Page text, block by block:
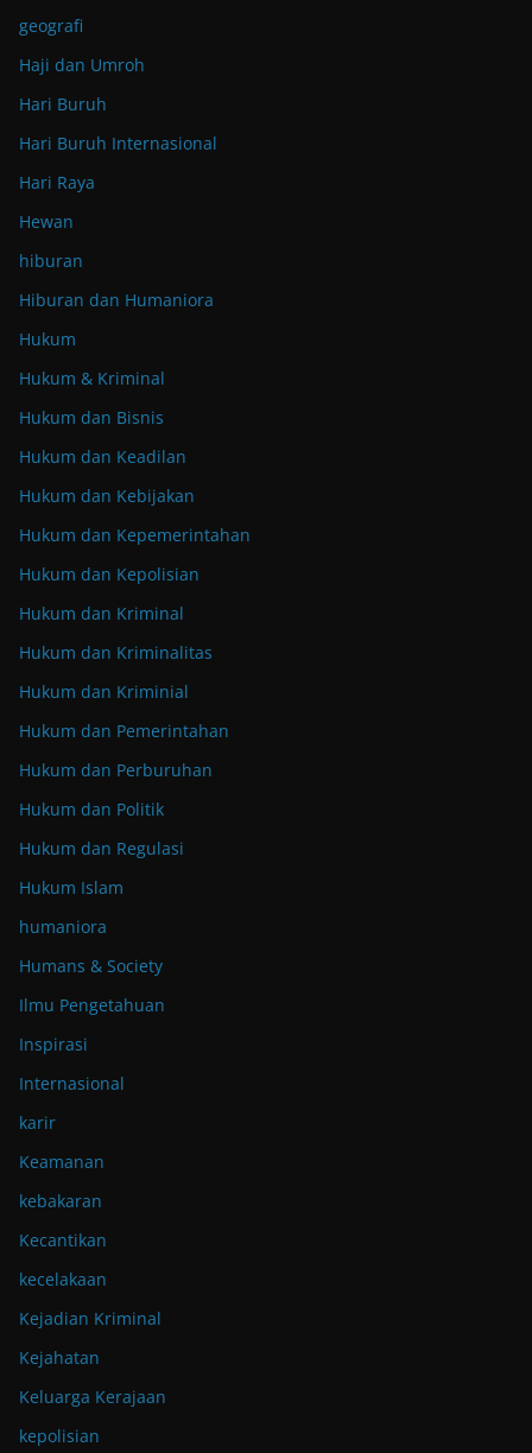
geografi
Haji dan Umroh
Hari Buruh
Hari Buruh Internasional
Hari Raya
Hewan
hiburan
Hiburan dan Humaniora
Hukum
Hukum & Kriminal
Hukum dan Bisnis
Hukum dan Keadilan
Hukum dan Kebijakan
Hukum dan Kepemerintahan
Hukum dan Kepolisian
Hukum dan Kriminal
Hukum dan Kriminalitas
Hukum dan Kriminial
Hukum dan Pemerintahan
Hukum dan Perburuhan
Hukum dan Politik
Hukum dan Regulasi
Hukum Islam
humaniora
Humans & Society
Ilmu Pengetahuan
Inspirasi
Internasional
karir
Keamanan
kebakaran
Kecantikan
kecelakaan
Kejadian Kriminal
Kejahatan
Keluarga Kerajaan
kepolisian